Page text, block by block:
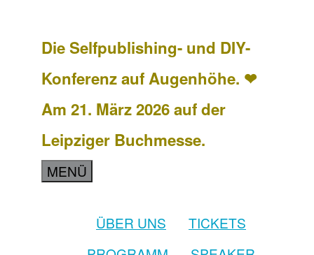
Die Selfpublishing- und DIY-
Konferenz auf Augenhöhe. ❤
Am 21. März 2026 auf der
Leipziger Buchmesse.
MENÜ
ÜBER UNS
TICKETS